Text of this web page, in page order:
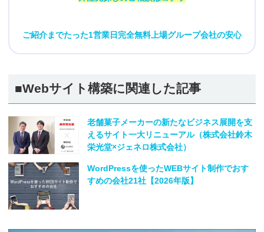
ご紹介までたった1営業日 完全無料上場グループ会社の安心
■Webサイト構築に関連した記事
老舗菓子メーカーの新たなビジネス展開を支
えるサイト一大リニューアル（株式会社鈴木
栄光堂×ジェネロ株式会社）
WordPressを使ったWEBサイト制作でおす
すめの会社21社【2026年版】